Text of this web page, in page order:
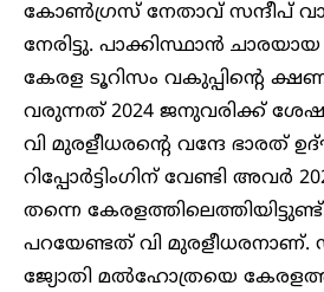
കോൺഗ്രസ് നേതാവ് സന്ദീപ്
നേരിട്ടു. പാക്കിസ്ഥാൻ
കേരള ടൂറിസം വകുപ്പിന്റെ
വരുന്നത് 2024 ജനുവരിക്ക്
വി മുരളീധരന്റെ വന്ദേ ഭാരത്
റിപ്പോർട്ടിംഗിന് വേണ്ടി അവർ
തന്നെ
പറയേണ്ടത് വി മുരളീധരനാണ്.
ജ്യോതി മൽഹോത്രയെ